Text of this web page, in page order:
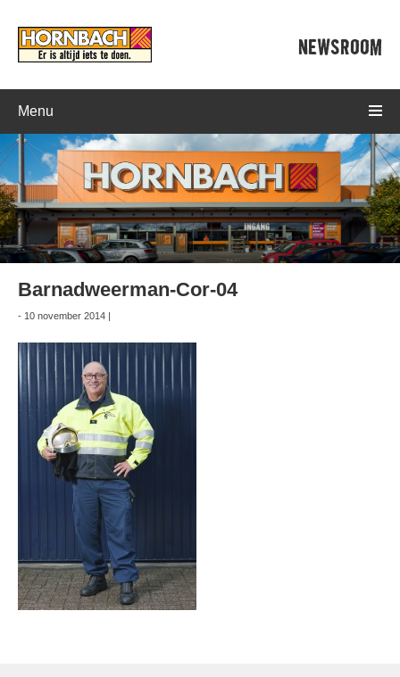
NEWSROOM
Menu
Barnadweerman-Cor-04
- 10 november 2014 |